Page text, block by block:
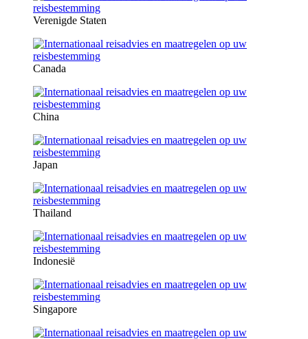
Verenigde Staten
Canada
China
Japan
Thailand
Indonesië
Singapore